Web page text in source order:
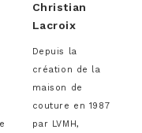
Christian
Lacroix
Depuis la
création de la
maison de
couture en 1987
par LVMH,